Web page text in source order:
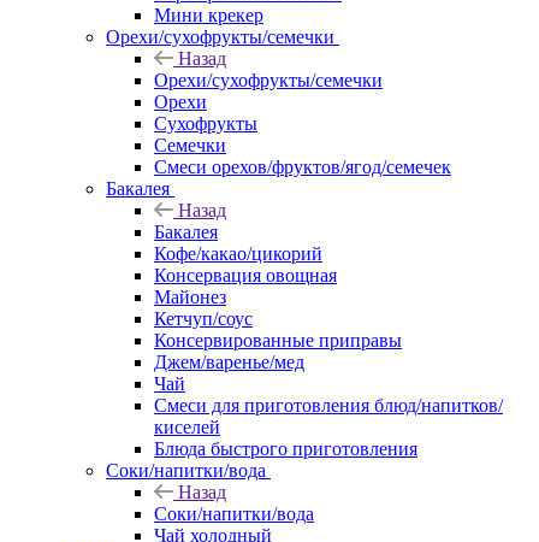
Мини крекер
Орехи/сухофрукты/семечки
Назад
Орехи/сухофрукты/семечки
Орехи
Сухофрукты
Семечки
Смеси орехов/фруктов/ягод/семечек
Бакалея
Назад
Бакалея
Кофе/какао/цикорий
Консервация овощная
Майонез
Кетчуп/соус
Консервированные приправы
Джем/варенье/мед
Чай
Смеси для приготовления блюд/напитков/
киселей
Блюда быстрого приготовления
Соки/напитки/вода
Назад
Соки/напитки/вода
Чай холодный